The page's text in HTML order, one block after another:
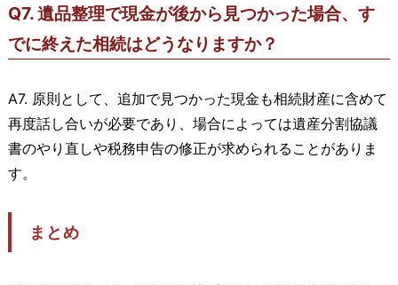
Q7. 遺品整理で現金が後から見つかった場合、す
でに終えた相続はどうなりますか？
A7. 原則として、追加で見つかった現金も相続財産に含めて
再度話し合いが必要であり、場合によっては遺産分割協議
書のやり直しや税務申告の修正が求められることがありま
す。
まとめ